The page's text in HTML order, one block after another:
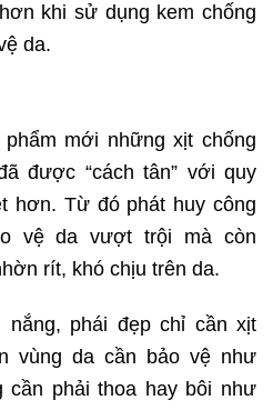
khi sử dụng kem chống
da.
mới những xịt chống
được “cách tân” với quy
hơn. Từ đó phát huy công
vệ da vượt trội mà còn
rít, khó chịu trên da.
phái đẹp chỉ cần xịt
vùng da cần bảo vệ như
cần phải thoa hay bôi như